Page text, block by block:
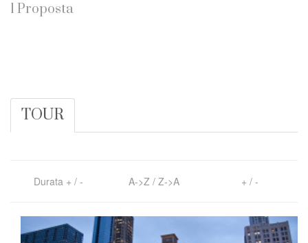
1 Proposta
TOUR
Durata + / - A->Z / Z->A + / -